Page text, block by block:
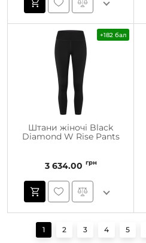
+182 бал
Штани жіночі Black
Diamond W Rise Pants
3 634.00 грн
1 2 3 4 5